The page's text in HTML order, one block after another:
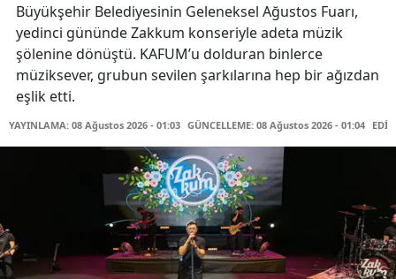
Büyükşehir Belediyesinin Geleneksel Ağustos Fuarı,
yedinci gününde Zakkum konseriyle adeta müzik
şölenine dönüştü. KAFUM’u dolduran binlerce
müziksever, grubun sevilen şarkılarına hep bir ağızdan
eşlik etti.
YAYINLAMA: 08 Ağustos 2026 - 01:03 GÜNCELLEME: 08 Ağustos 2026 - 01:04